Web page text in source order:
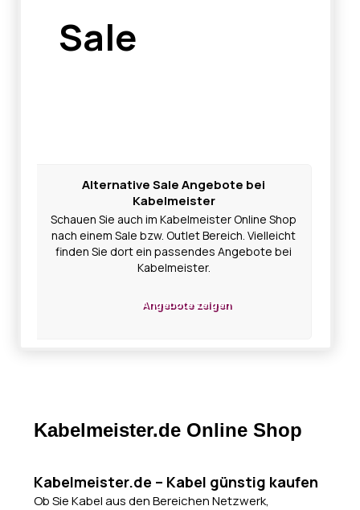
Sale
Alternative Sale Angebote bei
Kabelmeister
Schauen Sie auch im Kabelmeister Online Shop
nach einem Sale bzw. Outlet Bereich. Vielleicht
finden Sie dort ein passendes Angebote bei
Kabelmeister.
Angebote zeigen
Kabelmeister.de Online Shop
Kabelmeister.de – Kabel günstig kaufen
Ob Sie Kabel aus den Bereichen Netzwerk,